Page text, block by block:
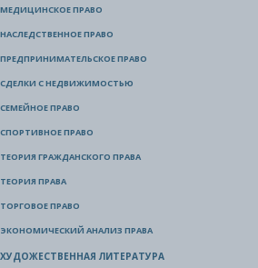
МЕДИЦИНСКОЕ ПРАВО
НАСЛЕДСТВЕННОЕ ПРАВО
ПРЕДПРИНИМАТЕЛЬСКОЕ ПРАВО
СДЕЛКИ С НЕДВИЖИМОСТЬЮ
СЕМЕЙНОЕ ПРАВО
СПОРТИВНОЕ ПРАВО
ТЕОРИЯ ГРАЖДАНСКОГО ПРАВА
ТЕОРИЯ ПРАВА
ТОРГОВОЕ ПРАВО
ЭКОНОМИЧЕСКИЙ АНАЛИЗ ПРАВА
ХУДОЖЕСТВЕННАЯ ЛИТЕРАТУРА